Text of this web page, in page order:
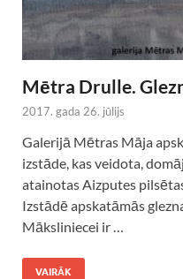
Mētra Drulle.
2017. gada 26. jūlijs
Galerijā Mētras Māja
izstāde, kas veidota,
atainotas Aizputes
Izstādē apskatāmās
Māksliniecei ir …
VAIRĀK